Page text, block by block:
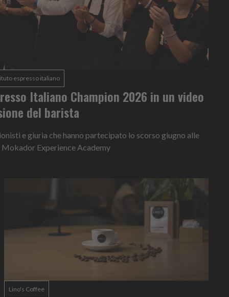
espresso italiano
Italiano Champion 2026 in un video
del barista
e giuria che hanno partecipato lo scorso giugno alle
Mokador Experience Academy
Lino's Coffee